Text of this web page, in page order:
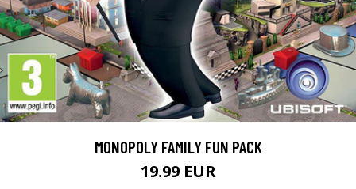
MONOPOLY FAMILY FUN PACK
19.99 EUR